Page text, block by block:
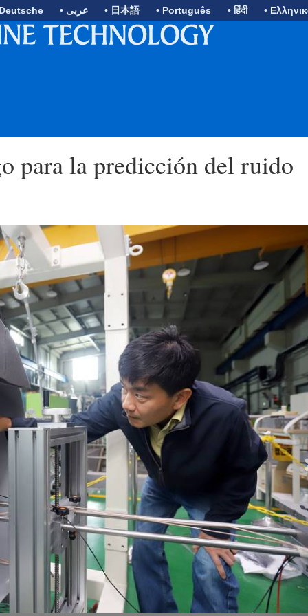
• عربى • 日本語 • Português • हिंदी •
para la predicción del ruido